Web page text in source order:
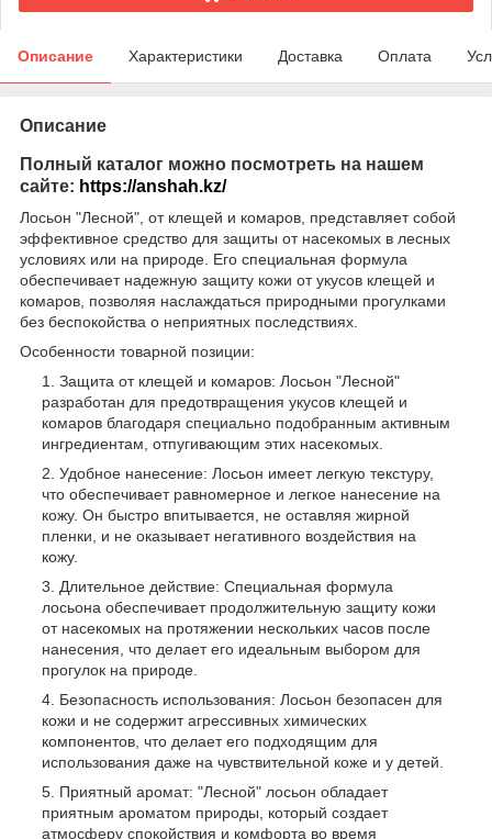
Описание Характеристики Доставка Оплата
Описание
Полный каталог можно посмотреть на нашем
сайте: https://anshah.kz/
Лосьон "Лесной", от клещей и комаров, представляет собой
эффективное средство для защиты от насекомых в лесных
условиях или на природе. Его специальная формула
обеспечивает надежную защиту кожи от укусов клещей и
комаров, позволяя наслаждаться природными прогулками
без беспокойства о неприятных последствиях.
Особенности товарной позиции:
Защита от клещей и комаров: Лосьон "Лесной"
разработан для предотвращения укусов клещей и
комаров благодаря специально подобранным активным
ингредиентам, отпугивающим этих насекомых.
Удобное нанесение: Лосьон имеет легкую текстуру,
что обеспечивает равномерное и легкое нанесение на
кожу. Он быстро впитывается, не оставляя жирной
пленки, и не оказывает негативного воздействия на
кожу.
Длительное действие: Специальная формула
лосьона обеспечивает продолжительную защиту кожи
от насекомых на протяжении нескольких часов после
нанесения, что делает его идеальным выбором для
прогулок на природе.
Безопасность использования: Лосьон безопасен для
кожи и не содержит агрессивных химических
компонентов, что делает его подходящим для
использования даже на чувствительной коже и у детей.
Приятный аромат: "Лесной" лосьон обладает
приятным ароматом природы, который создает
атмосферу спокойствия и комфорта во время